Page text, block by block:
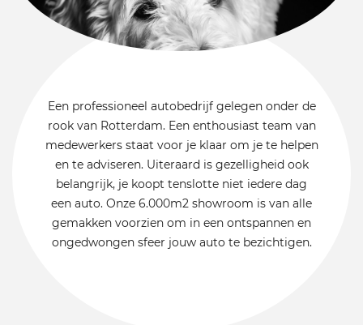
Een professioneel autobedrijf gelegen onder de
rook van Rotterdam. Een enthousiast team van
medewerkers staat voor je klaar om je te helpen
en te adviseren. Uiteraard is gezelligheid ook
belangrijk, je koopt tenslotte niet iedere dag
een auto. Onze 6.000m2 showroom is van alle
gemakken voorzien om in een ontspannen en
ongedwongen sfeer jouw auto te bezichtigen.